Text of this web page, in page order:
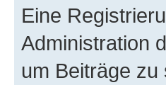
Eine
Administration
um Beiträge